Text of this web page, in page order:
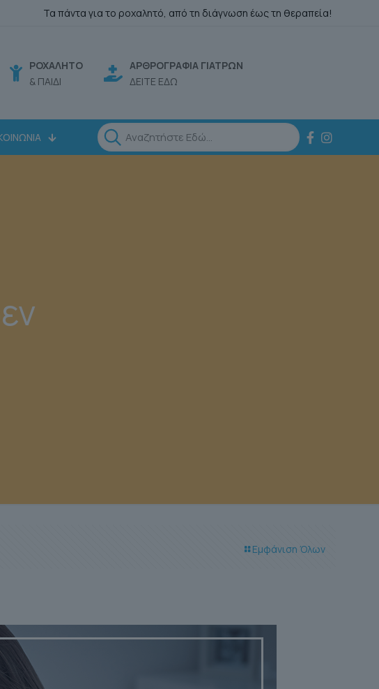
Τα πάντα για το ροχαλητό, από τη διάγνωση έως τη θεραπεία!
ΡΟΧΑΛΗΤΟ
& ΠΑΙΔΙ
ΑΡΘΡΟΓΡΑΦΙΑ ΓΙΑΤΡΩΝ
ΔΕΙΤΕ ΕΔΩ
Εμφάνιση Όλων